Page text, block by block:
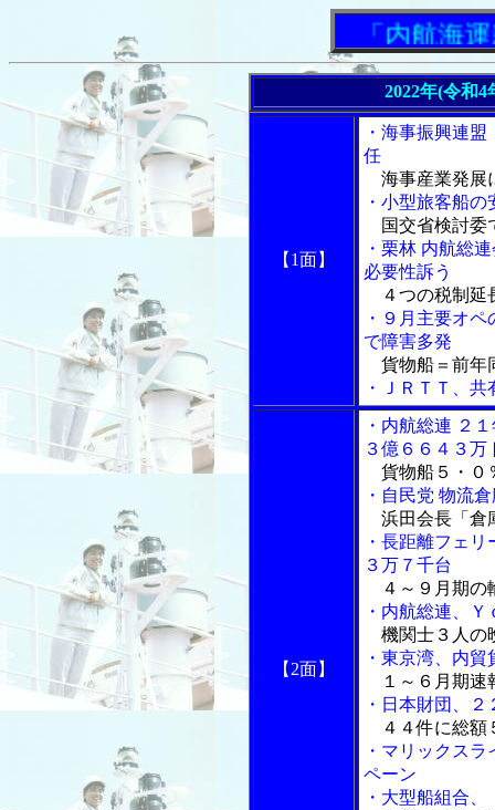
「内航海運
2022年(令和
【1面】
・海事振興連
任
海事産業発展
・小型旅客船
国交省検討委
・栗林 内航総
必要性訴う
４つの税制延
・９月主要オ
で障害多発
貨物船＝前年
・ＪＲＴＴ、
【2面】
・内航総連 ２
３億６６４３万
貨物船５・０
・自民党 物流
浜田会長「倉
・長距離フェ
３万７千台
４～９月期の
・内航総連、
機関士３人の
・東京湾、内
１～６月期速
・日本財団、
４４件に総額
・マリックス
ペーン
・大型船組合